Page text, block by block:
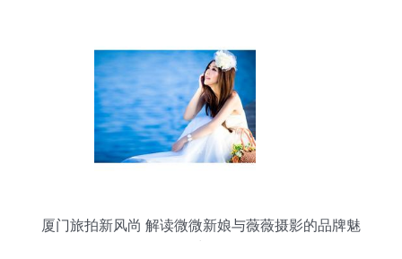
厦门旅拍新风尚 解读微微新娘与薇薇摄影的品牌魅